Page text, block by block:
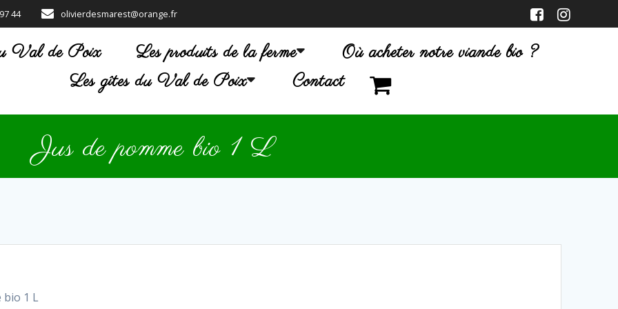
44 olivierdesmarest@orange.fr
Val de Poix Les produits de la ferme
Où acheter notre viande bio ?
Les gîtes du Val de Poix
Contact
Jus de pomme bio 1 L
bio 1 L